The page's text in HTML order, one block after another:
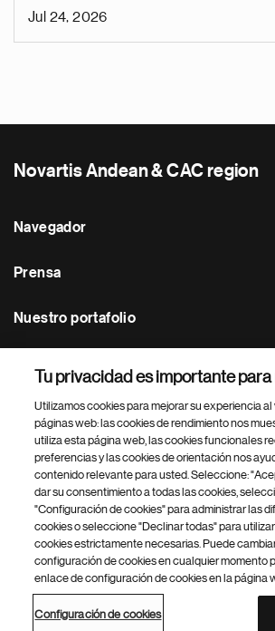
Jul 24, 2026
Novartis Andean & CAC region
Navegador
Prensa
Nuestro portafolio
Footer Site Search
inferior
del
© 2026 Novartis AG
Política de privacidad Términos de uso
Configuración de cookies
Mapa
Tu privacidad es importante
Utilizamos cookies para mejorar su experiencia
páginas web: las cookies de rendimiento nos
utiliza esta página web, las cookies funcionales
preferencias y las cookies de orientación nos
contenido relevante para usted. Seleccione:
dar su consentimiento a todas las cookies,
"Configuración de cookies" para administrar las
cookies o seleccione "Declinar todas" para
cookies estrictamente necesarias. Puede
configuración de cookies en cualquier momento
enlace de configuración de cookies en la página
Configuración de cookies